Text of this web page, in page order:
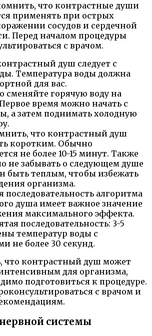
что контрастные души
применять при острых
сосудов и сердечной
Перед началом процедуры
с врачом.
душ следует с
Температура воды должна
для вас.
сменяйте горячую воду на
время можно начать с
а затем поднимать холодную
что контрастный душ
коротким. Обычно
не более 10-15 минут. Также
не забывать о следующем душе
быть теплым, чтобы избежать
организма.
последовательность алгоритма
душа имеет важное значение
максимального эффекта.
последовательность: 3-5
температур воды с
не более 30 секунд.
что контрастный душ может
для организма,
подготовиться к процедуре.
с врачом и
системы